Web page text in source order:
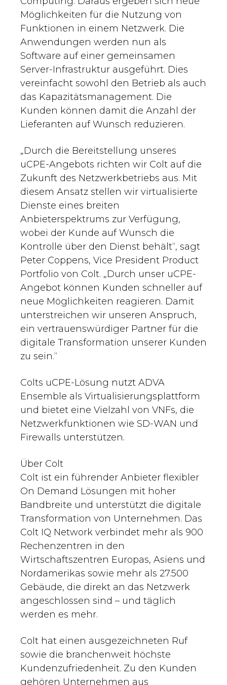
Möglichkeiten für die Nutzung von
Funktionen in einem Netzwerk. Die
Anwendungen werden nun als
Software auf einer gemeinsamen
Server-Infrastruktur ausgeführt. Dies
vereinfacht sowohl den Betrieb als auch
das Kapazitätsmanagement. Die
Kunden können damit die Anzahl der
Lieferanten auf Wunsch reduzieren.
„Durch die Bereitstellung unseres
uCPE-Angebots richten wir Colt auf die
Zukunft des Netzwerkbetriebs aus. Mit
diesem Ansatz stellen wir virtualisierte
Dienste eines breiten
Anbieterspektrums zur Verfügung,
wobei der Kunde auf Wunsch die
Kontrolle über den Dienst behält“, sagt
Peter Coppens, Vice President Product
Portfolio von Colt. „Durch unser uCPE-
Angebot können Kunden schneller auf
neue Möglichkeiten reagieren. Damit
unterstreichen wir unseren Anspruch,
ein vertrauenswürdiger Partner für die
digitale Transformation unserer Kunden
zu sein.“
Colts uCPE-Lösung nutzt ADVA
Ensemble als Virtualisierungsplattform
und bietet eine Vielzahl von VNFs, die
Netzwerkfunktionen wie SD-WAN und
Firewalls unterstützen.
Über Colt
Colt ist ein führender Anbieter flexibler
On Demand Lösungen mit hoher
Bandbreite und unterstützt die digitale
Transformation von Unternehmen. Das
Colt IQ Network verbindet mehr als 900
Rechenzentren in den
Wirtschaftszentren Europas, Asiens und
Nordamerikas sowie mehr als 27.500
Gebäude, die direkt an das Netzwerk
angeschlossen sind – und täglich
werden es mehr.
Colt hat einen ausgezeichneten Ruf
sowie die branchenweit höchste
Kundenzufriedenheit. Zu den Kunden
gehören Unternehmen aus